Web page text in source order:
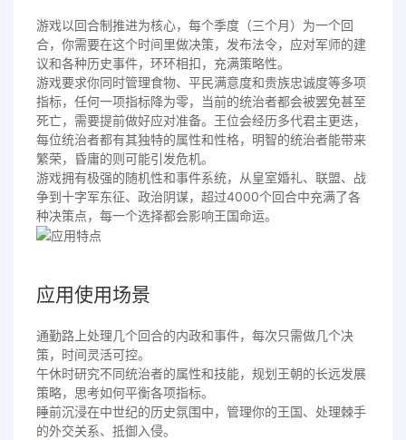
游戏以回合制推进为核心，每个季度（三个月）为一个回
合，你需要在这个时间里做决策，发布法令，应对军师的建
议和各种历史事件，环环相扣，充满策略性。
游戏要求你同时管理食物、平民满意度和贵族忠诚度等多项
指标，任何一项指标降为零，当前的统治者都会被罢免甚至
死亡，需要提前做好应对准备。王位会经历多代君主更迭，
每位统治者都有其独特的属性和性格，明智的统治者能带来
繁荣，昏庸的则可能引发危机。
游戏拥有极强的随机性和事件系统，从皇室婚礼、联盟、战
争到十字军东征、政治阴谋，超过4000个回合中充满了各
种决策点，每一个选择都会影响王国命运。
应用使用场景
通勤路上处理几个回合的内政和事件，每次只需做几个决
策，时间灵活可控。
午休时研究不同统治者的属性和技能，规划王朝的长远发展
策略，思考如何平衡各项指标。
睡前沉浸在中世纪的历史氛围中，管理你的王国、处理棘手
的外交关系、抵御入侵。